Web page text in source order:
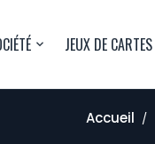
JEUX DE CARTES
Accueil